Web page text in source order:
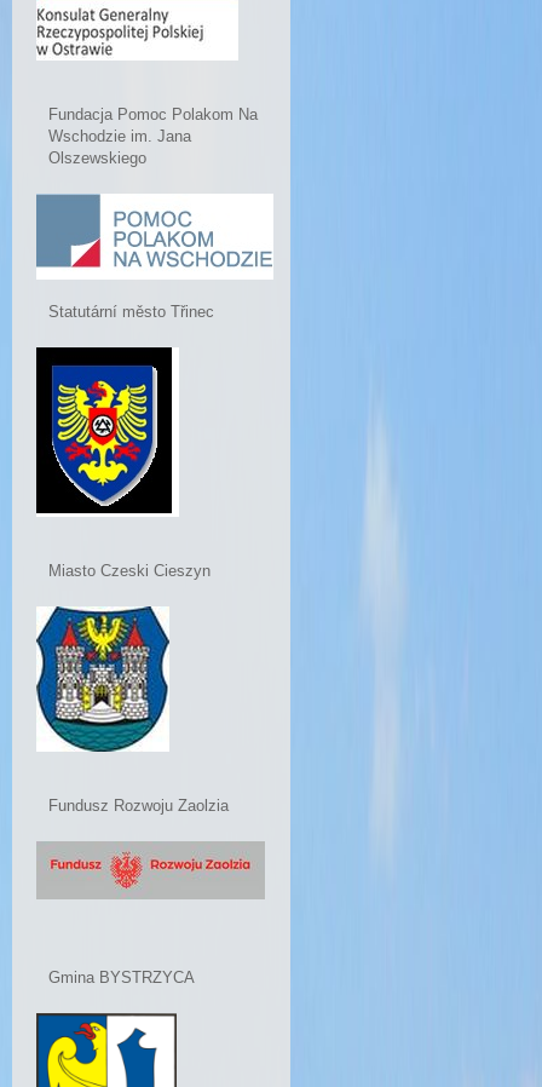
Fundacja Pomoc Polakom Na
Wschodzie im. Jana
Olszewskiego
Statutární město Třinec
Miasto Czeski Cieszyn
Fundusz Rozwoju Zaolzia
Gmina BYSTRZYCA